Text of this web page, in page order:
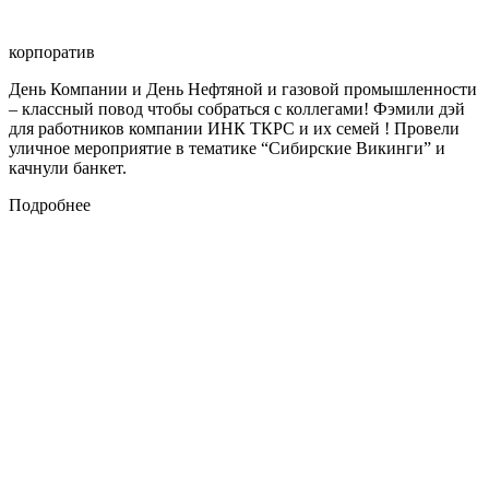
корпоратив
День Компании и День Нефтяной и газовой промышленности
– классный повод чтобы собраться с коллегами! Фэмили дэй
для работников компании ИНК ТКРС и их семей ! Провели
уличное мероприятие в тематике “Сибирские Викинги” и
качнули банкет.
Подробнее